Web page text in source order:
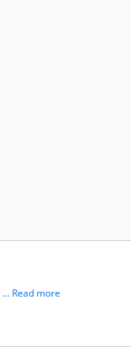
... Read more